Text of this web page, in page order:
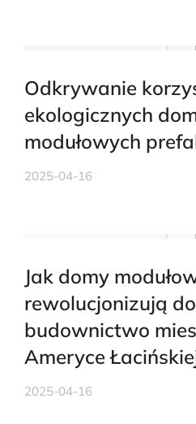
Odkrywanie
ekologicznych
modułowych
2025-04-16
Jak domy
rewolucjonizują
budownictwo
Ameryce
2025-04-16